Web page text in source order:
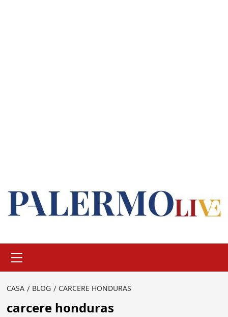
principale
CASA BLOG CARCERE HONDURAS
carcere honduras